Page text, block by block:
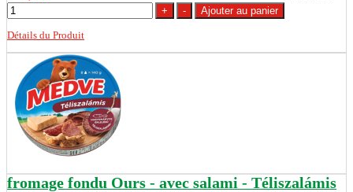
Détails du Produit
fromage fondu Ours - avec salami - Téliszalámis